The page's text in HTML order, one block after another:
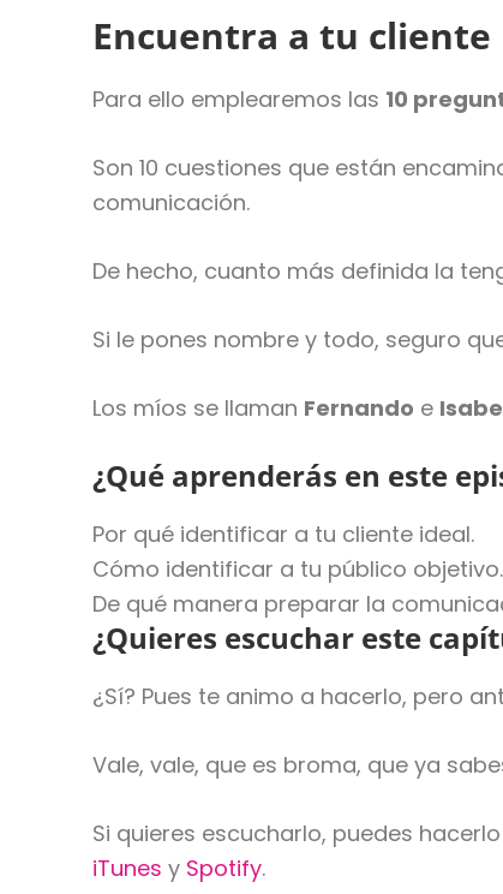
Encuentra a tu cliente
Para ello emplearemos las 10
Son 10 cuestiones que están
comunicación.
De hecho, cuanto más definida la
Si le pones nombre y todo, seguro
Los míos se llaman Fernando e
¿Qué aprenderás en este
Por qué identificar a tu cliente ideal.
Cómo identificar a tu público objetivo.
De qué manera preparar la
¿Quieres escuchar este
¿Sí? Pues te animo a hacerlo, pero
Vale, vale, que es broma, que ya
Si quieres escucharlo, puedes
iTunes y Spotify.